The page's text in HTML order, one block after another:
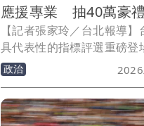
應援專業 抽40萬豪禮
【記者張家玲／台北報導
具代表性的指標評選重磅登
新聞網》主辦的「2026第
獎」，將在10月15日於台北
眾星雲集盛大舉行，全民網
日起跑。本屆賽事特別邀請
政治